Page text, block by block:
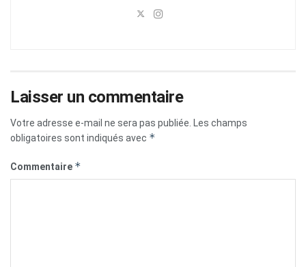
Laisser un commentaire
Votre adresse e-mail ne sera pas publiée.
Les champs
obligatoires sont indiqués avec *
Commentaire *